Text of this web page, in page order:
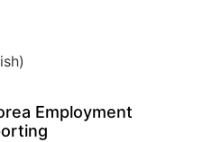
Employment